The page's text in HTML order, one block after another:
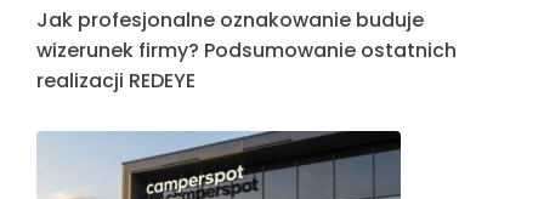
Jak profesjonalne oznakowanie buduje
wizerunek firmy? Podsumowanie ostatnich
realizacji REDEYE